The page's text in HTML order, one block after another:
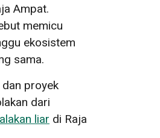
Ampat.
memicu
ekosistem
sama.
proyek
dari
liar di Raja